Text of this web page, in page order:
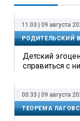
11:03 | 09 августа
РОДИТЕЛЬСКИЙ
Детский
справиться с
00:33 | 09 августа
ТЕОРЕМА